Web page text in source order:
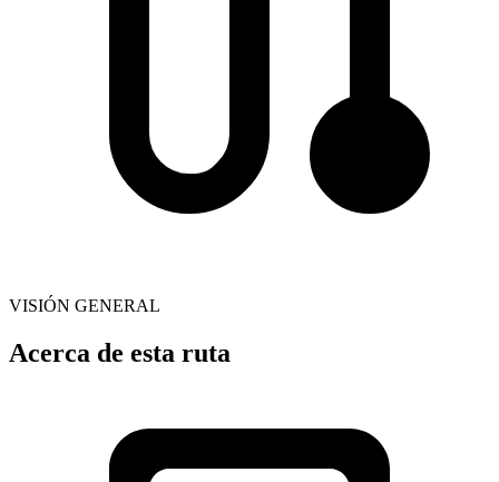
VISIÓN GENERAL
Acerca de esta ruta